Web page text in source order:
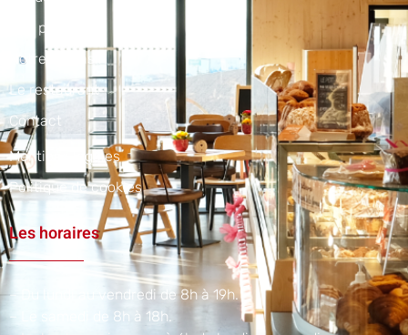
Nos produits
Notre magasin
Le restaurant
Contact
Mentions légales
Politique de cookies
Les horaires
– Du lundi au vendredi de 8h à 19h.
– Le samedi de 8h à 18h.